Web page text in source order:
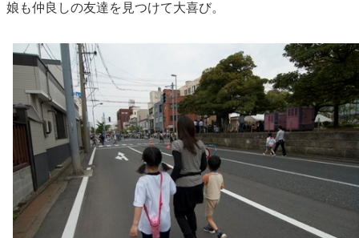
娘も仲良しの友達を見つけて大喜び。